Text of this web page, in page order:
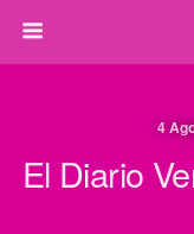
4
El Diario